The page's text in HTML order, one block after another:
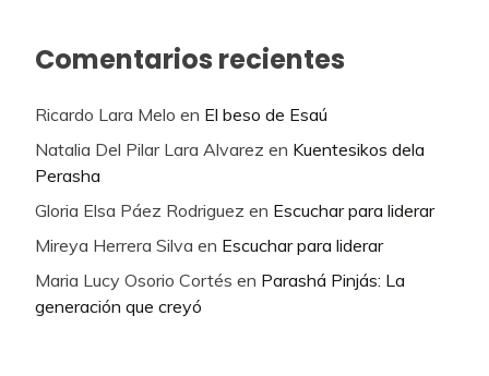
Comentarios recientes
Ricardo Lara Melo en El beso de Esaú
Natalia Del Pilar Lara Alvarez en Kuentesikos dela
Perasha
Gloria Elsa Páez Rodriguez en Escuchar para liderar
Mireya Herrera Silva en Escuchar para liderar
Maria Lucy Osorio Cortés en Parashá Pinjás: La
generación que creyó